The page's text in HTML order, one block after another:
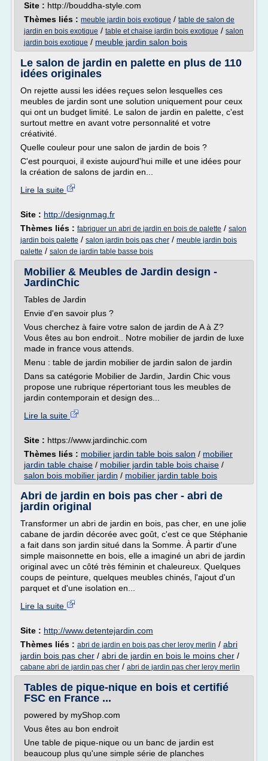
Site : http://bouddha-style.com
Thèmes liés : meuble jardin bois exotique / table de salon de
jardin en bois exotique / table et chaise jardin bois exotique / salon
jardin bois exotique / meuble jardin salon bois
Le salon de jardin en palette en plus de 110
idées originales
On rejette aussi les idées reçues selon lesquelles ces
meubles de jardin sont une solution uniquement pour ceux
qui ont un budget limité. Le salon de jardin en palette, c'est
surtout mettre en avant votre personnalité et votre
créativité.
Quelle couleur pour une salon de jardin de bois ?
C'est pourquoi, il existe aujourd'hui mille et une idées pour
la création de salons de jardin en...
Lire la suite
Site : http://designmag.fr
Thèmes liés : fabriquer un abri de jardin en bois de palette / salon
jardin bois palette / salon jardin bois pas cher / meuble jardin bois
palette / salon de jardin table basse bois
Mobilier & Meubles de Jardin design -
JardinChic
Tables de Jardin
Envie d'en savoir plus ?
Vous cherchez à faire votre salon de jardin de A à Z?
Vous êtes au bon endroit.. Notre mobilier de jardin de luxe
made in france vous attends.
Menu : table de jardin mobilier de jardin salon de jardin
Dans sa catégorie Mobilier de Jardin, Jardin Chic vous
propose une rubrique répertoriant tous les meubles de
jardin contemporain et design des...
Lire la suite
Site : https://www.jardinchic.com
Thèmes liés : mobilier jardin table bois salon / mobilier
jardin table chaise / mobilier jardin table bois chaise /
salon bois mobilier jardin / mobilier jardin table bois
Abri de jardin en bois pas cher - abri de
jardin original
Transformer un abri de jardin en bois, pas cher, en une jolie
cabane de jardin décorée avec goût, c'est ce que Stéphanie
a fait dans son jardin situé dans la Somme. À partir d'une
simple maisonnette en bois, elle a imaginé un abri de jardin
original avec un côté très féminin et chaleureux. Quelques
coups de peinture, quelques meubles chinés, l'ajout d'un
parquet et d'une isolation en...
Lire la suite
Site : http://www.detentejardin.com
Thèmes liés : abri de jardin en bois pas cher leroy merlin / abri
jardin bois pas cher / abri de jardin en bois le moins cher /
cabane abri de jardin pas cher / abri de jardin pas cher leroy merlin
Tables de pique-nique en bois et certifié
FSC en France ...
powered by myShop.com
Vous êtes au bon endroit
Une table de pique-nique ou un banc de jardin est
beaucoup plus qu'une simple série de planches